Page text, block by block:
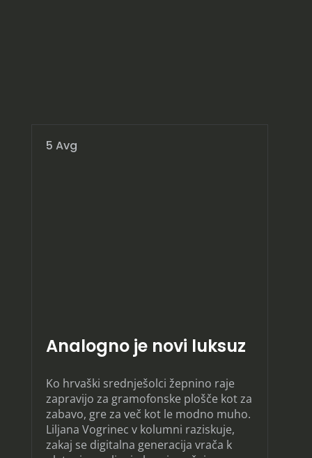
Analogno je novi luksuz
5 Avg
Ko hrvaški srednješolci žepnino raje
zapravijo za gramofonske plošče kot za
zabavo, gre za več kot le modno muho.
Liljana Vogrinec v kolumni raziskuje,
zakaj se digitalna generacija vrača k